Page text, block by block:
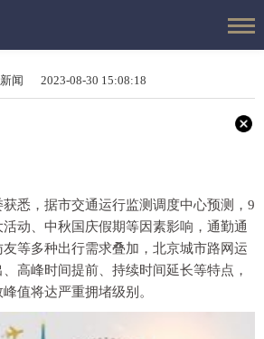
闻 2023-08-30 15:08:18
悉，据市交通运行监测调度中心预测，9
动、中秋国庆假期等因素影响，通勤通
等多种出行需求叠加，北京城市路网运
高峰时间提前、持续时间延长等特点，
值将达严重拥堵级别。